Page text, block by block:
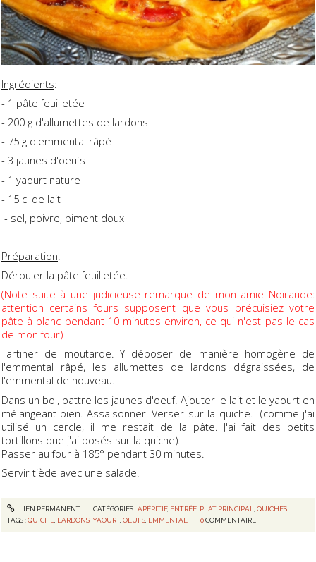
Ingrédients:
- 1 pâte feuilletée
- 200 g d'allumettes de lardons
- 75 g d'emmental râpé
- 3 jaunes d'oeufs
- 1 yaourt nature
- 15 cl de lait
- sel, poivre, piment doux
Préparation:
Dérouler la pâte feuilletée.
(Note suite à une judicieuse remarque de mon amie Noiraude:
attention certains fours supposent que vous précuisiez votre
pâte à blanc pendant 10 minutes environ, ce qui n'est pas le cas
de mon four)
Tartiner de moutarde. Y déposer de manière homogène de
l'emmental râpé, les allumettes de lardons dégraissées, de
l'emmental de nouveau.
Dans un bol, battre les jaunes d'oeuf. Ajouter le lait et le yaourt en
mélangeant bien. Assaisonner. Verser sur la quiche. (comme j'ai
utilisé un cercle, il me restait de la pâte. J'ai fait des petits
tortillons que j'ai posés sur la quiche).
Passer au four à 185° pendant 30 minutes.
Servir tiède avec une salade!
LIEN PERMANENT CATÉGORIES :APÉRITIF, ENTRÉE, PLAT PRINCIPAL, QUICHES
TAGS :QUICHE, LARDONS,YAOURT,OEUFS, EMMENTAL 0 COMMENTAIRE